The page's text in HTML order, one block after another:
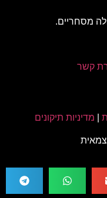
מסחריים.
קשר
מדיניות תיקונים